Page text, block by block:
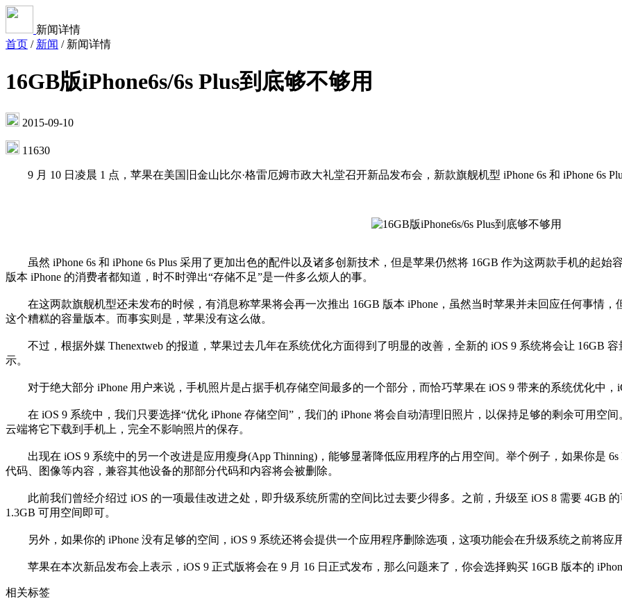
新闻详情
首页 / 新闻 / 新闻详情
16GB版iPhone6s/6s Plus到底够不够用
2015-09-10
11630
9 月 10 日凌晨 1 点，苹果在美国旧金山比尔·格雷厄姆市政大礼堂召开新品发布会，新款旗舰机型 iPhone 6s 和 iPhone 6s
虽然 iPhone 6s 和 iPhone 6s Plus 采用了更加出色的配件以及诸多创新技术，但是苹果仍然将 16GB 作为这两款手机的起始
版本 iPhone 的消费者都知道，时不时弹出“存储不足”是一件多么烦人的事。
在这两款旗舰机型还未发布的时候，有消息称苹果将会再一次推出 16GB 版本 iPhone，虽然当时苹果并未回应任何事情，
这个糟糕的容量版本。而事实则是，苹果没有这么做。
不过，根据外媒 Thenextweb 的报道，苹果过去几年在系统优化方面得到了明显的改善，全新的 iOS 9 系统将会让 16GB 容
示。
对于绝大部分 iPhone 用户来说，手机照片是占据手机存储空间最多的一个部分，而恰巧苹果在 iOS 9 带来的系统优化中
在 iOS 9 系统中，我们只要选择“优化 iPhone 存储空间”，我们的 iPhone 将会自动清理旧照片，以保持足够的剩余可用空
云端将它下载到手机上，完全不影响照片的保存。
出现在 iOS 9 系统中的另一个改进是应用瘦身(App Thinning)，能够显著降低应用程序的占用空间。举个例子，如果你是
代码、图像等内容，兼容其他设备的那部分代码和内容将会被删除。
此前我们曾经介绍过 iOS 的一项最佳改进之处，即升级系统所需的空间比过去要少得多。之前，升级至 iOS 8 需要 4GB
1.3GB 可用空间即可。
另外，如果你的 iPhone 没有足够的空间，iOS 9 系统还将会提供一个应用程序删除选项，这项功能会在升级系统之前将应
苹果在本次新品发布会上表示，iOS 9 正式版将会在 9 月 16 日正式发布，那么问题来了，你会选择购买 16GB 版本的 iPhone
相关标签